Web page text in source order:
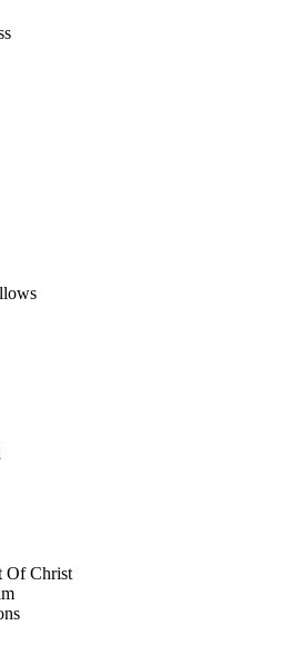
Of Christ